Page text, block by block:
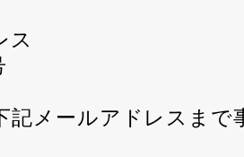
ス
記メールアドレスまで